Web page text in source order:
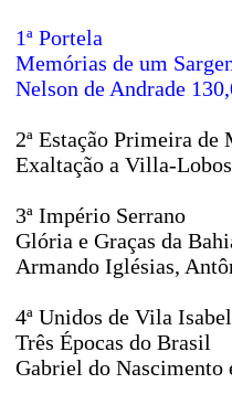
1ª Portela
Memórias de um
Nelson de Andrade
2ª Estação Primeira de
Exaltação a Villa-
3ª Império Serrano
Glória e Graças da
Armando Iglésias,
4ª Unidos de Vila Isabel
Três Épocas do Brasil
Gabriel do Nascimento